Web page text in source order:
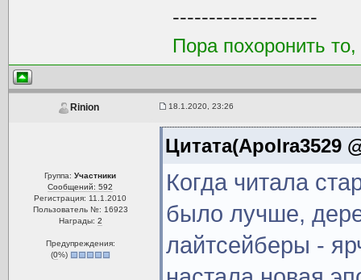
--------------------
Пора похоронить
Rinion 18.1.2020, 23:26
Группа:Участники
Сообщений: 592
Регистрация: 11.1.2010
Пользователь №: 16923
Награды: 2
Предупреждения:
(0%)
Цитата(Apolra3529
Когда читала
было лучше,
лайтсейберы -